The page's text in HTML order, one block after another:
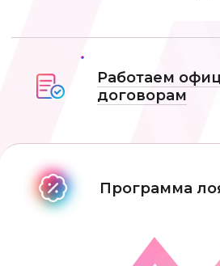
Работаем
договорам
Программа